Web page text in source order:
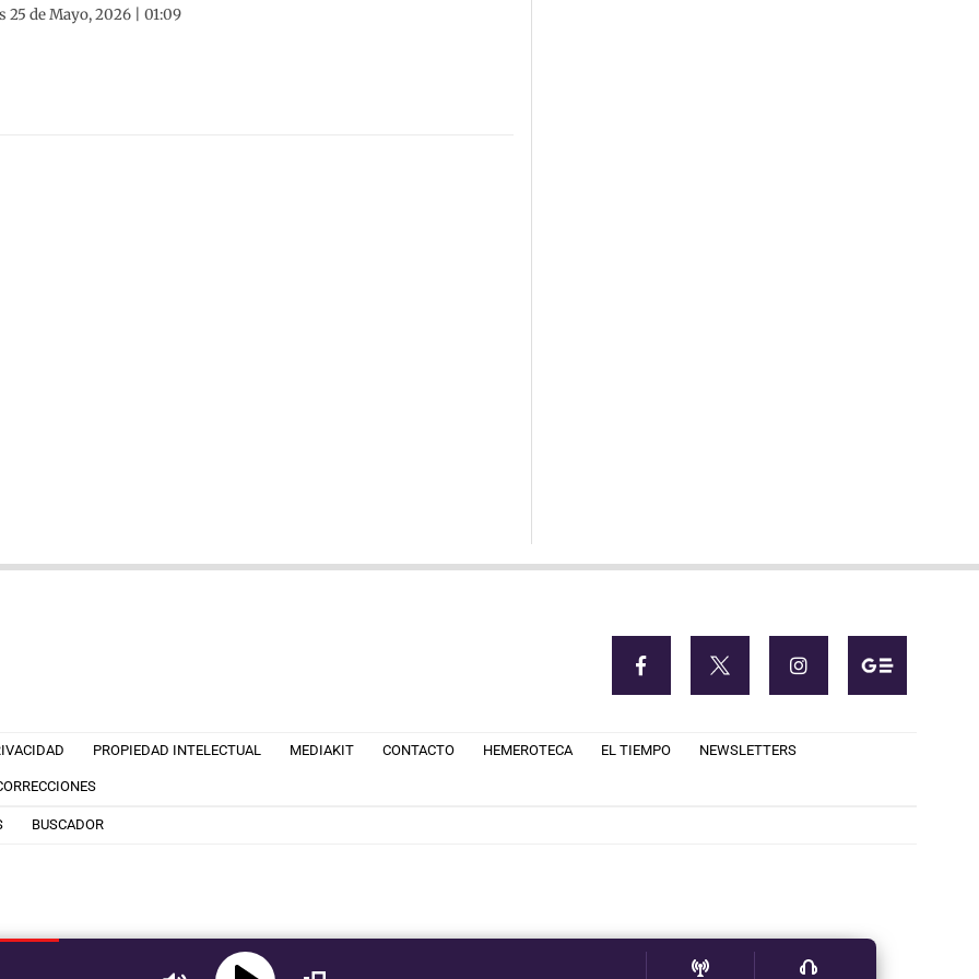
25 de Mayo, 2026 | 01:09
PROPIEDAD INTELECTUAL MEDIAKIT CONTACTO HEMEROTECA EL TIEMPO NEWSLETTERS
BUSCADOR